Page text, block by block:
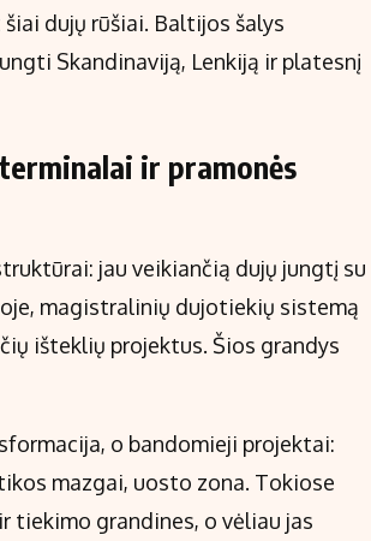
dujų rūšiai. Baltijos šalys
Skandinaviją, Lenkiją ir platesnį
ir pramonės
jau veikiančią dujų jungtį su
magistralinių dujotiekių sistemą
išteklių projektus. Šios grandys
o bandomieji projektai:
mazgai, uosto zona. Tokiose
tiekimo grandines, o vėliau jas